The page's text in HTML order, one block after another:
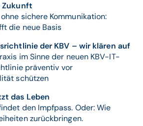
Zukunft
sichere Kommunikation:
die neue Basis
der KBV – wir klären auf
im Sinne der neuen KBV-IT-
präventiv vor
schützen
das Leben
den Impfpass. Oder: Wie
zurückbringen.